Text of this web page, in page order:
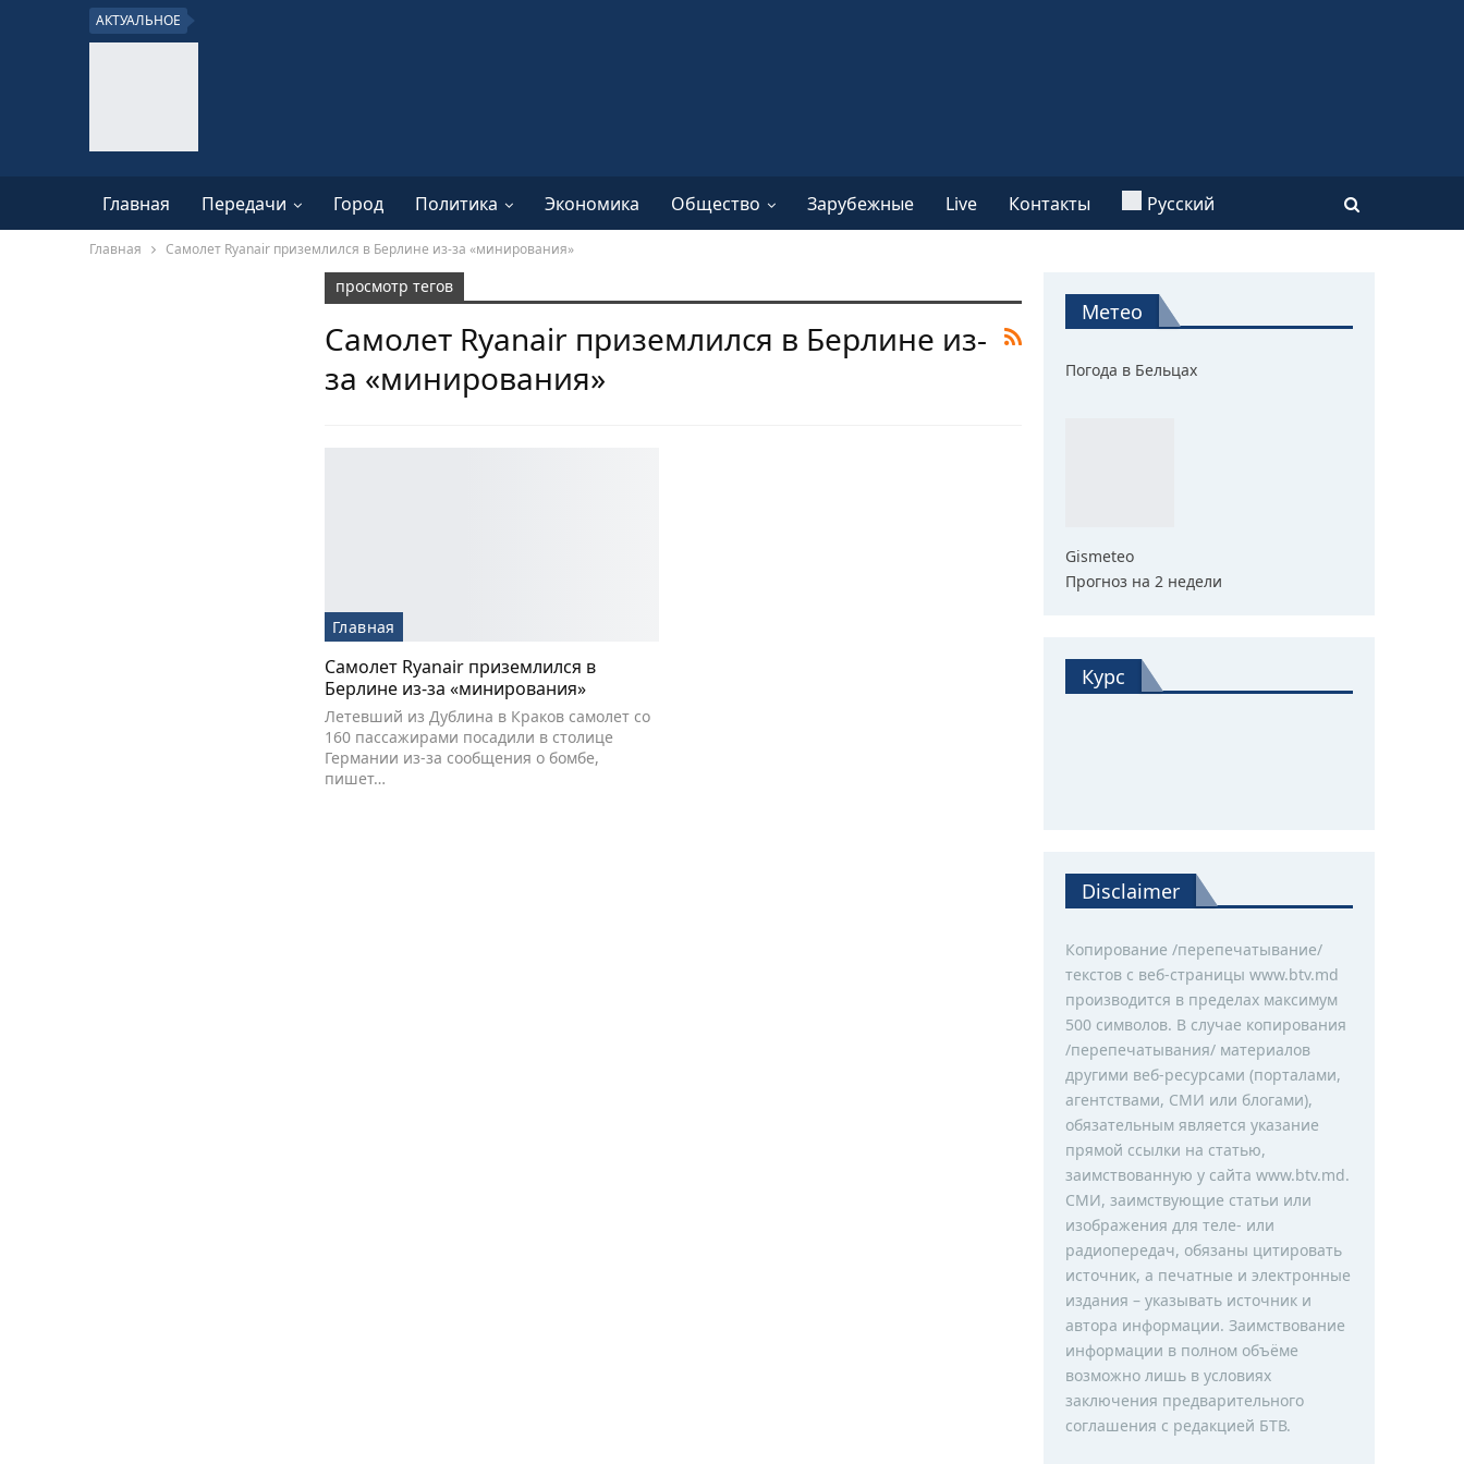
АКТУАЛЬНОЕ
Главная Передачи Город Политика Экономика Общество Зарубежные Live Контакты Русский
Главная Самолет Ryanair приземлился в Берлине из-за «минирования»
просмотр тегов
Самолет Ryanair приземлился в Берлине из-
за «минирования»
Главная
Самолет Ryanair приземлился в
Берлине из-за «минирования»
Летевший из Дублина в Краков самолет со
160 пассажирами посадили в столице
Германии из-за сообщения о бомбе,
пишет…
Метео
Погода в Бельцах
Gismeteo
Прогноз на 2 недели
Курс
Disclaimer
Копирование /перепечатывание/
текстов с веб-страницы www.btv.md
производится в пределах максимум
500 символов. В случае копирования
/перепечатывания/ материалов
другими веб-ресурсами (порталами,
агентствами, СМИ или блогами),
обязательным является указание
прямой ссылки на статью,
заимствованную у сайта www.btv.md.
СМИ, заимствующие статьи или
изображения для теле- или
радиопередач, обязаны цитировать
источник, а печатные и электронные
издания – указывать источник и
автора информации. Заимствование
информации в полном объёме
возможно лишь в условиях
заключения предварительного
соглашения с редакцией БТВ.